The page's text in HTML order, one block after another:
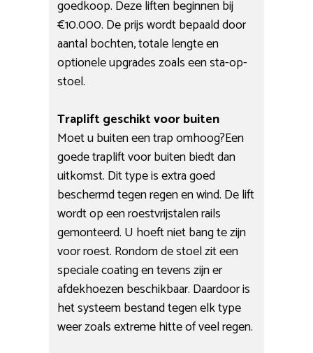
goedkoop. Deze liften beginnen bij
€10.000. De prijs wordt bepaald door
aantal bochten, totale lengte en
optionele upgrades zoals een sta-op-
stoel.
Traplift geschikt voor buiten
Moet u buiten een trap omhoog?Een
goede traplift voor buiten biedt dan
uitkomst. Dit type is extra goed
beschermd tegen regen en wind. De lift
wordt op een roestvrijstalen rails
gemonteerd. U hoeft niet bang te zijn
voor roest. Rondom de stoel zit een
speciale coating en tevens zijn er
afdekhoezen beschikbaar. Daardoor is
het systeem bestand tegen elk type
weer zoals extreme hitte of veel regen.